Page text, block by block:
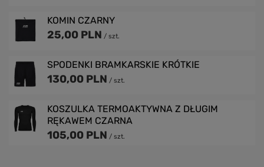
KOMIN CZARNY
25,00 PLN / szt.
SPODENKI BRAMKARSKIE KRÓTKIE
130,00 PLN / szt.
KOSZULKA TERMOAKTYWNA Z DŁUGIM
RĘKAWEM CZARNA
105,00 PLN / szt.